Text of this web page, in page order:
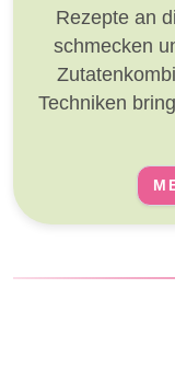
Rezepte an
schmecken
Techniken